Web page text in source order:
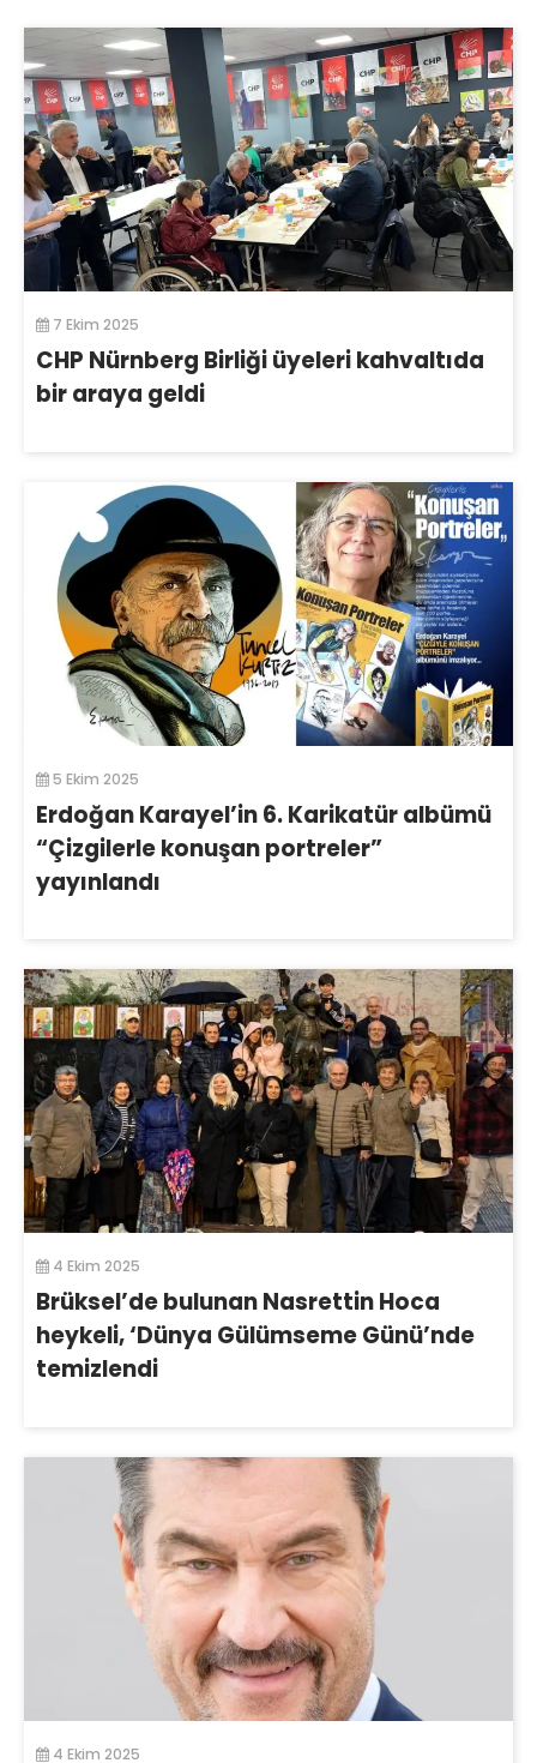
7 Ekim 2025
CHP Nürnberg Birliği üyeleri kahvaltıda
bir araya geldi
5 Ekim 2025
Erdoğan Karayel’in 6. Karikatür albümü
“Çizgilerle konuşan portreler”
yayınlandı
4 Ekim 2025
Brüksel’de bulunan Nasrettin Hoca
heykeli, ‘Dünya Gülümseme Günü’nde
temizlendi
4 Ekim 2025